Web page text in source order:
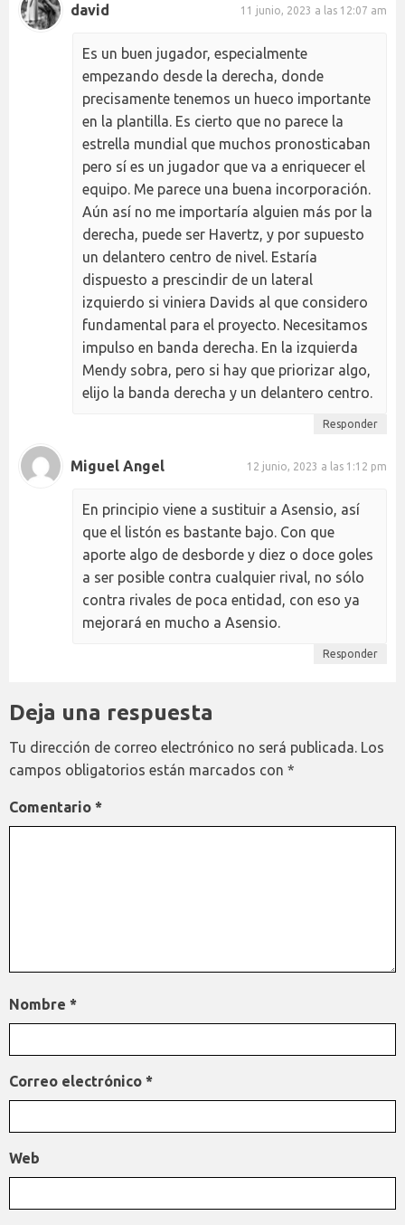
david 11 junio, 2023 a las 12:07 am
Es un buen jugador, especialmente
empezando desde la derecha, donde
precisamente tenemos un hueco importante
en la plantilla. Es cierto que no parece la
estrella mundial que muchos pronosticaban
pero sí es un jugador que va a enriquecer el
equipo. Me parece una buena incorporación.
Aún así no me importaría alguien más por la
derecha, puede ser Havertz, y por supuesto
un delantero centro de nivel. Estaría
dispuesto a prescindir de un lateral
izquierdo si viniera Davids al que considero
fundamental para el proyecto. Necesitamos
impulso en banda derecha. En la izquierda
Mendy sobra, pero si hay que priorizar algo,
elijo la banda derecha y un delantero centro.
Responder
Miguel Angel 12 junio, 2023 a las 1:12 pm
En principio viene a sustituir a Asensio, así
que el listón es bastante bajo. Con que
aporte algo de desborde y diez o doce goles
a ser posible contra cualquier rival, no sólo
contra rivales de poca entidad, con eso ya
mejorará en mucho a Asensio.
Responder
Deja una respuesta
Tu dirección de correo electrónico no será publicada. Los
campos obligatorios están marcados con *
Comentario *
Nombre *
Correo electrónico *
Web